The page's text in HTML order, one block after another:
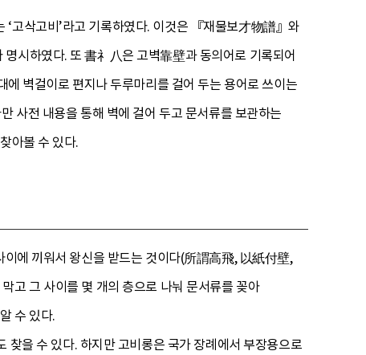
고삭고비’라고 기록하였다. 이것은 『재물보才物譜』와
명시하였다. 또 書礻八은 고벽靠壁과 동의어로 기록되어
에 벽걸이로 편지나 두루마리를 걸어 두는 용어로 쓰이는
사전 내용을 통해 벽에 걸어 두고 문서류를 보관하는
아볼 수 있다.
에 끼워서 왕신을 받드는 것이다(所謂高飛, 以紙付壁,
고 그 사이를 몇 개의 층으로 나눠 문서류를 꽂아
수 있다.
을 수 있다. 하지만 고비롱은 국가 장례에서 부장용으로